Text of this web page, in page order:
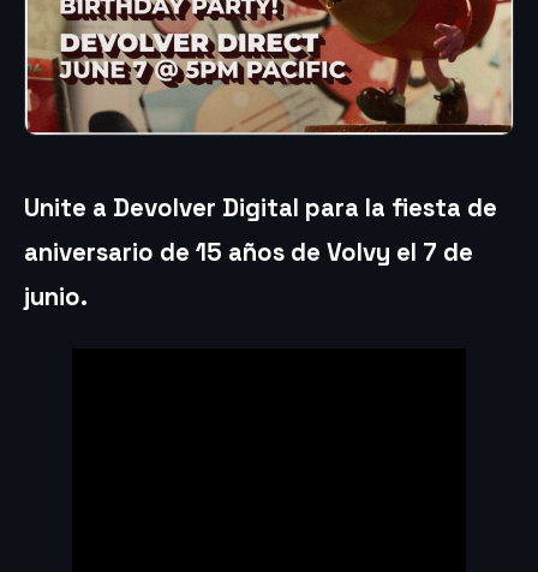
Unite a Devolver Digital para la fiesta de
aniversario de 15 años de Volvy el 7 de
junio.